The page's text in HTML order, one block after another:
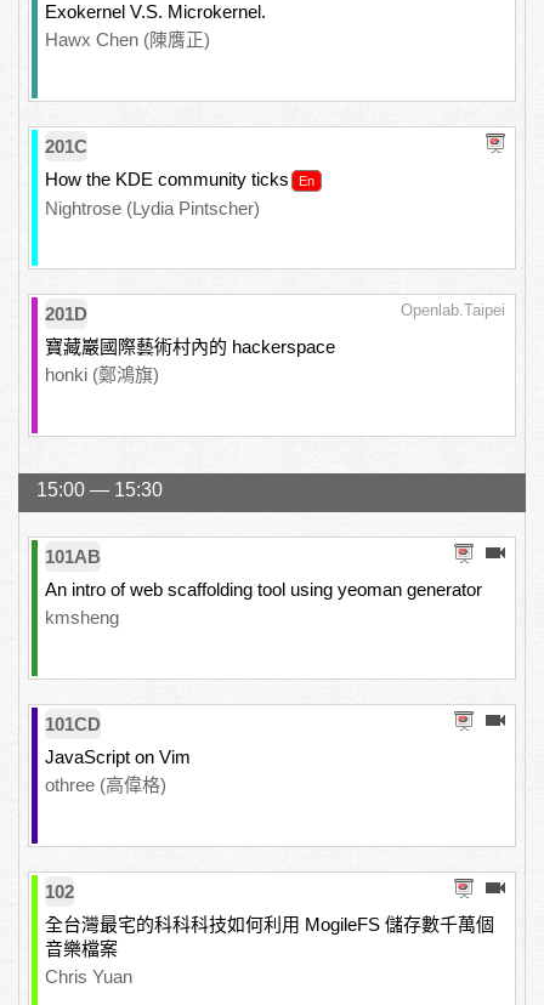
Exokernel V.S. Microkernel.
Hawx Chen (陳膺正)
201C
How the KDE community ticks
Nightrose (Lydia Pintscher)
201D Openlab.Taipei
寶藏巖國際藝術村內的 hackerspace
honki (鄭鴻旗)
15:00 — 15:30
101AB
An intro of web scaffolding tool using yeoman generator
kmsheng
101CD
JavaScript on Vim
othree (高偉格)
102
全台灣最宅的科科科技如何利用 MogileFS 儲存數千萬個
音樂檔案
Chris Yuan